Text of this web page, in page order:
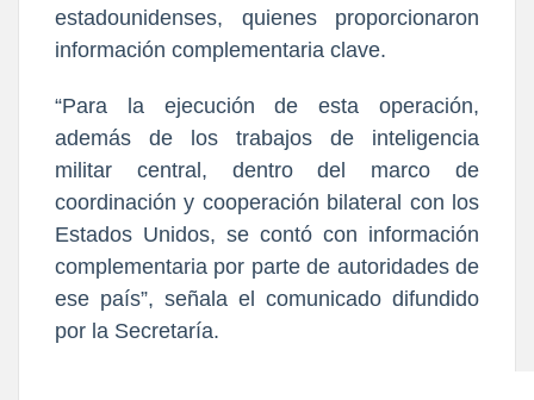
estadounidenses, quienes proporcionaron
información complementaria clave.
“Para la ejecución de esta operación,
además de los trabajos de inteligencia
militar central, dentro del marco de
coordinación y cooperación bilateral con los
Estados Unidos, se contó con información
complementaria por parte de autoridades de
ese país”, señala el comunicado difundido
por la Secretaría.